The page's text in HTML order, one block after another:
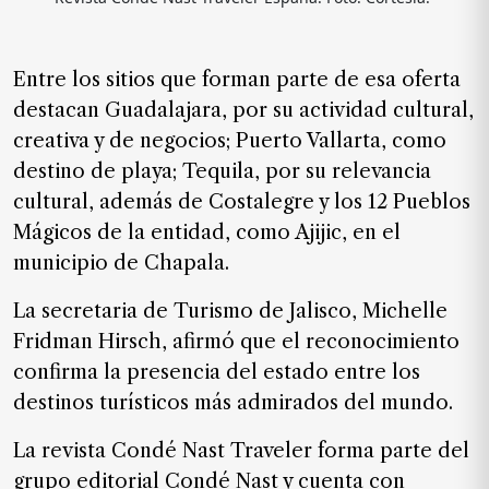
Entre los sitios que forman parte de esa oferta
destacan Guadalajara, por su actividad cultural,
creativa y de negocios; Puerto Vallarta, como
destino de playa; Tequila, por su relevancia
cultural, además de Costalegre y los 12 Pueblos
Mágicos de la entidad, como Ajijic, en el
municipio de Chapala.
La secretaria de Turismo de Jalisco, Michelle
Fridman Hirsch, afirmó que el reconocimiento
confirma la presencia del estado entre los
destinos turísticos más admirados del mundo.
La revista Condé Nast Traveler forma parte del
grupo editorial Condé Nast y cuenta con